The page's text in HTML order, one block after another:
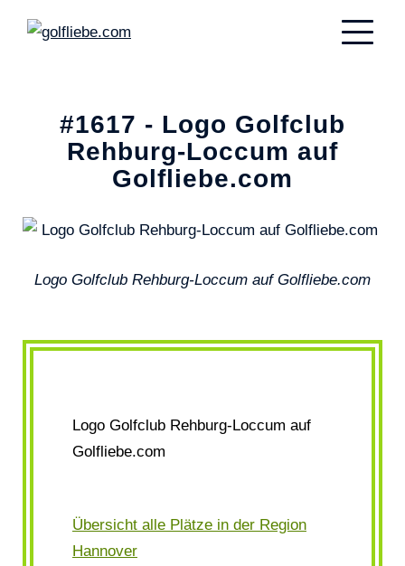
#1617 - Logo Golfclub
Rehburg-Loccum auf
Golfliebe.com
Logo Golfclub Rehburg-Loccum auf Golfliebe.com
Logo Golfclub Rehburg-Loccum auf
Golfliebe.com
Übersicht alle Plätze in der Region
Hannover